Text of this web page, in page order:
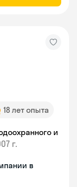
18 лет опыта
и
г.
в